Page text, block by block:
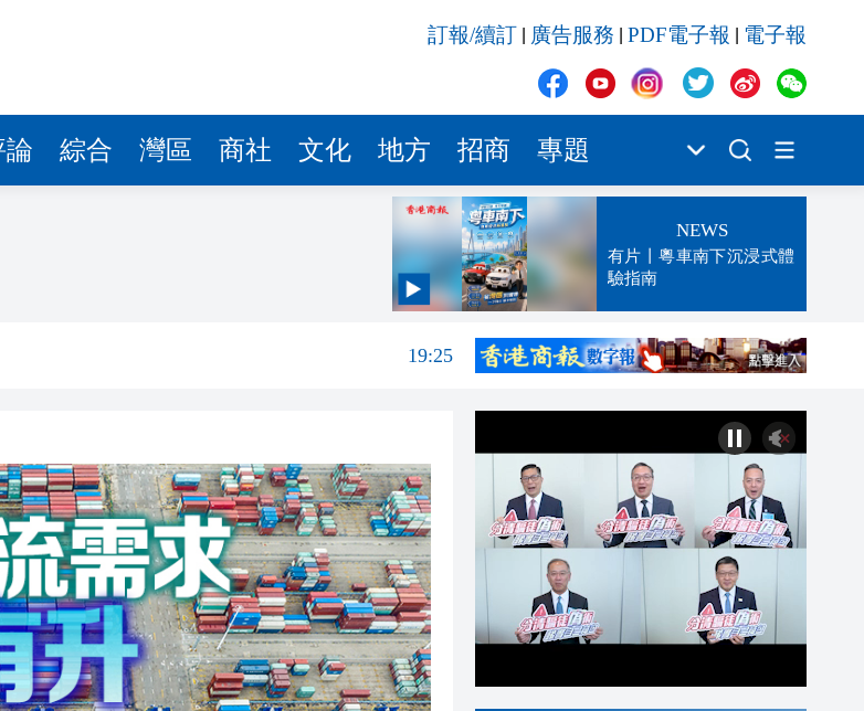
訂報/續訂 廣告服務 PDF電子報 電子報
論 綜合 灣區 商社 文化 地方 招商 專題
NEWS
有片丨粵車南下沉浸式體
驗指南
19:42
19:25
合作發展
19:09
暑中心
19:07
會開幕式主題歌《心念山海》MV正式發布 18:50
願飆升至92%
18:25